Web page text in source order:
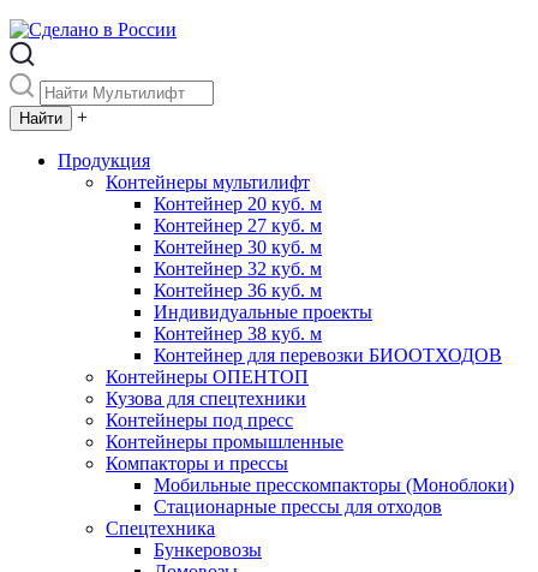
+
Продукция
Контейнеры мультилифт
Контейнер 20 куб. м
Контейнер 27 куб. м
Контейнер 30 куб. м
Контейнер 32 куб. м
Контейнер 36 куб. м
Индивидуальные проекты
Контейнер 38 куб. м
Контейнер для перевозки БИООТХОДОВ
Контейнеры ОПЕНТОП
Кузова для спецтехники
Контейнеры под пресс
Контейнеры промышленные
Компакторы и прессы
Мобильные пресскомпакторы (Моноблоки)
Стационарные прессы для отходов
Спецтехника
Бункеровозы